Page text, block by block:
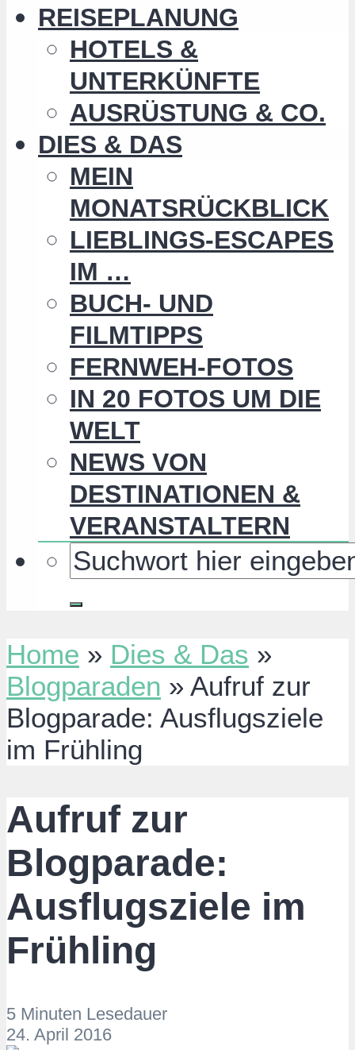
REISEPLANUNG
HOTELS &
UNTERKÜNFTE
AUSRÜSTUNG & CO.
DIES & DAS
MEIN
MONATSRÜCKBLICK
LIEBLINGS-ESCAPES
IM …
BUCH- UND
FILMTIPPS
FERNWEH-FOTOS
IN 20 FOTOS UM DIE
WELT
NEWS VON
DESTINATIONEN &
VERANSTALTERN
Home » Dies & Das »
Blogparaden » Aufruf zur
Blogparade: Ausflugsziele
im Frühling
Aufruf zur
Blogparade:
Ausflugsziele im
Frühling
5 Minuten Lesedauer
24. April 2016